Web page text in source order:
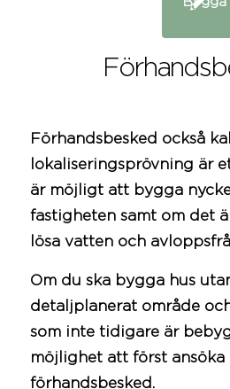
Förhandsbesked också
lokaliseringsprövning är
är möjligt att bygga
fastigheten samt om det
lösa vatten och
Om du ska bygga hus
detaljplanerat område
som inte tidigare är
möjlighet att först ansöka
förhandsbesked.